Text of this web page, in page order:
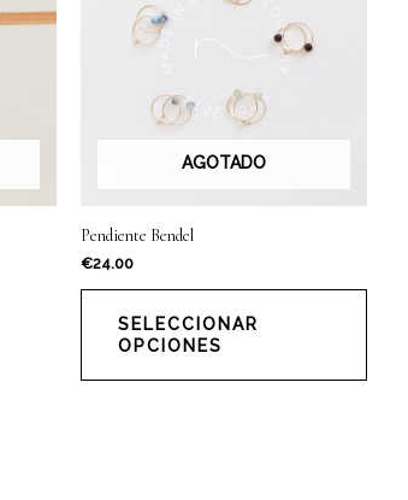
AGOTADO
Pendiente Bendel
€24.00
SELECCIONAR
OPCIONES